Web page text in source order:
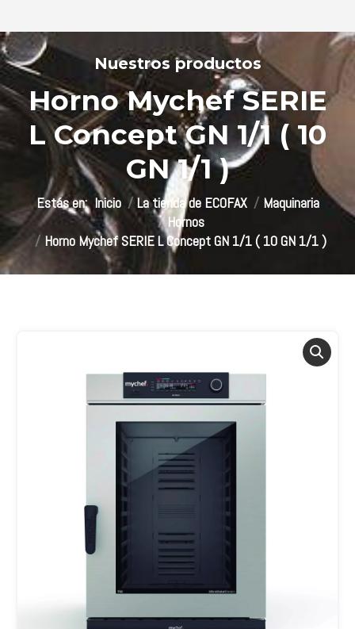
Horno Mychef SERIE
L Concept GN 1/1 ( 10
GN 1/1 )
Estás aquí: Inicio La tienda de ECOFAX
Maquinaria
Hornos
Horno Mychef SERIE L Concept GN 1/1 ( 10 GN 1/1 )